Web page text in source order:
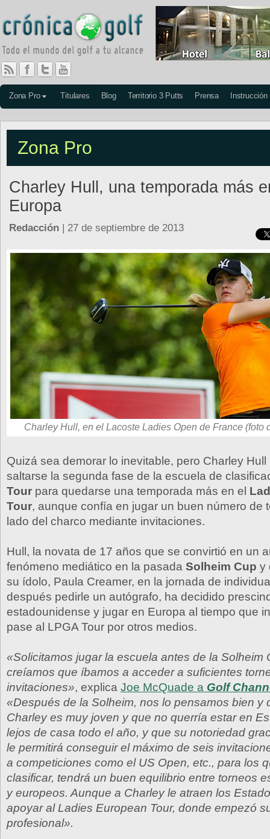
Zona Pro Titulares Blog Territorio 3 Putts Prensa Instrucción
Zona Pro
Charley Hull, una temporada más
Europa
Redacción | 27 de septiembre de 2013
Charley Hull, en el Lacoste Ladies Open de France (foto
Quizá sea demorar lo inevitable, pero Charley
saltarse la segunda fase de la escuela de
Tour para quedarse una temporada más en el
Tour, aunque confía en jugar un buen número de
lado del charco mediante invitaciones.
Hull, la novata de 17 años que se convirtió en un
fenómeno mediático en la pasada Solheim Cup y
su ídolo, Paula Creamer, en la jornada de
después pedirle un autógrafo, ha decidido
estadounidense y jugar en Europa al tiempo que
pase al LPGA Tour por otros medios.
«Solicitamos jugar la escuela antes de la Solheim
creíamos que íbamos a acceder a suficientes
invitaciones», explica Joe McQuade a Golf
«Después de la Solheim, nos lo pensamos bien y
Charley es muy joven y que no querría estar en
lejos de casa todo el año, y que su notoriedad
le permitirá conseguir el máximo de seis
a competiciones como el US Open, etc., para los
clasificar, tendrá un buen equilibrio entre torneos
y europeos. Aunque a Charley le atraen los
apoyar al Ladies European Tour, donde empezó
profesional».